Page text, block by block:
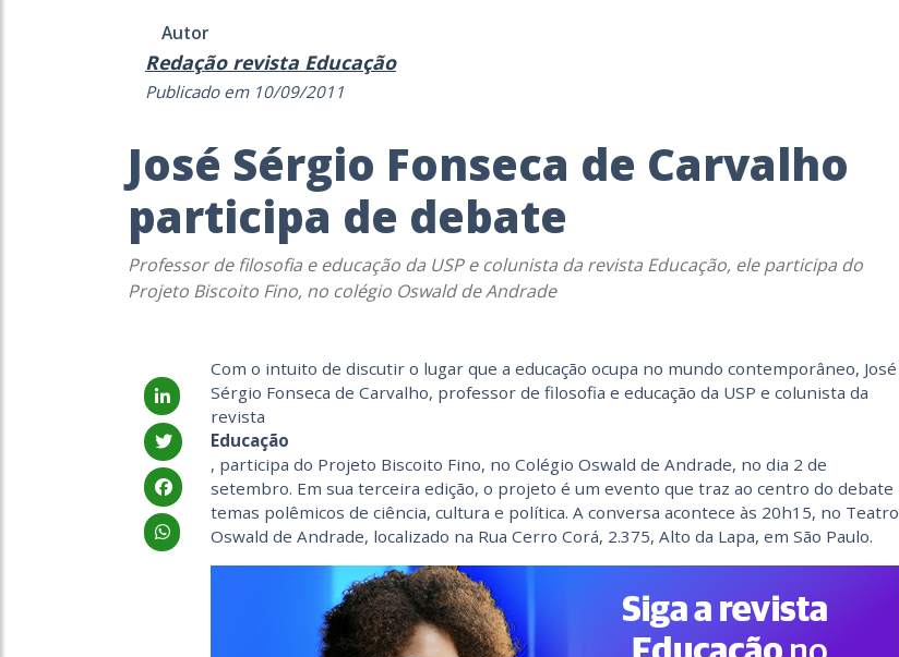
Autor
Redação revista Educação
Publicado em 10/09/2011
José Sérgio Fonseca de Carvalho
participa de debate
Professor de filosofia e educação da USP e colunista da revista Educação, ele participa do
Projeto Biscoito Fino, no colégio Oswald de Andrade
Com o intuito de discutir o lugar que a educação ocupa no mundo contemporâneo, José
Sérgio Fonseca de Carvalho, professor de filosofia e educação da USP e colunista da
revista
Educação
, participa do Projeto Biscoito Fino, no Colégio Oswald de Andrade, no dia 2 de
setembro. Em sua terceira edição, o projeto é um evento que traz ao centro do debate
temas polêmicos de ciência, cultura e política. A conversa acontece às 20h15, no Teatro
Oswald de Andrade, localizado na Rua Cerro Corá, 2.375, Alto da Lapa, em São Paulo.